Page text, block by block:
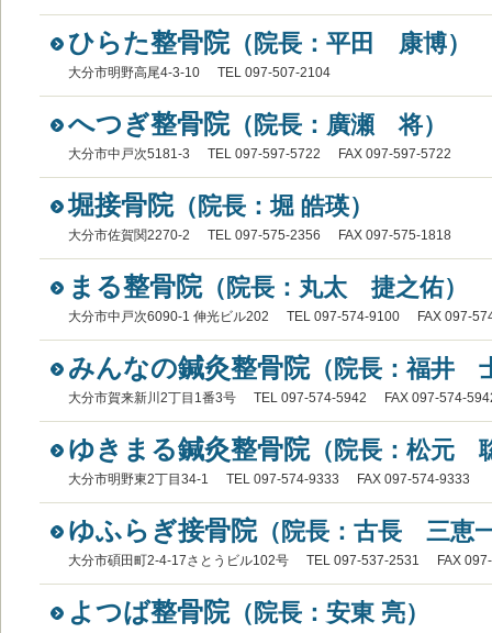
ひらた整骨院（院長：平田 康博）
大分市明野高尾4-3-10 TEL 097-507-2104
へつぎ整骨院（院長：廣瀬 将）
大分市中戸次5181-3 TEL 097-597-5722 FAX 097-597-5722
堀接骨院（院長：堀 皓瑛）
大分市佐賀関2270-2 TEL 097-575-2356 FAX 097-575-1818
まる整骨院（院長：丸太 捷之佑）
大分市中戸次6090-1 伸光ビル202 TEL 097-574-9100 FAX 097-
みんなの鍼灸整骨院（院長：福井
大分市賀来新川2丁目1番3号 TEL 097-574-5942 FAX 097-574-
ゆきまる鍼灸整骨院（院長：松元
大分市明野東2丁目34-1 TEL 097-574-9333 FAX 097-574-9333
ゆふらぎ接骨院（院長：古長 三恵
大分市碩田町2-4-17さとうビル102号 TEL 097-537-2531 FAX
よつば整骨院（院長：安東 亮）